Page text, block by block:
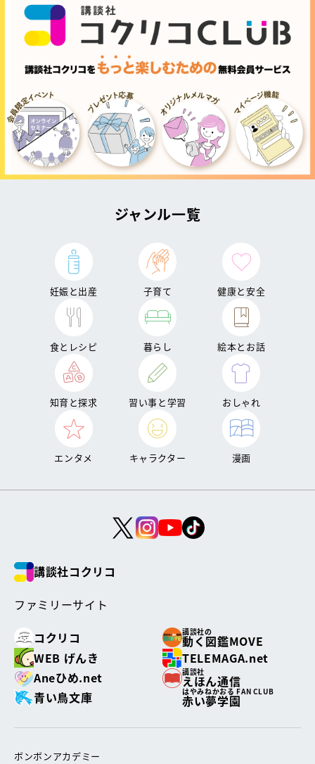
ジャンル一覧
妊娠と出産 子育て 健康と安全
食とレシピ 暮らし 絵本とお話
知育と探求 習い事と学習 おしゃれ
エンタメ キャラクター 漫画
講談社コクリコ
ファミリーサイト
コクリコ
講談社の
動く図鑑MOVE
WEB げんき
TELEMAGA.net
Aneひめ.net
講談社
えほん通信
青い鳥文庫
はやみねかおる FAN CLUB
赤い夢学園
ボンボンアカデミー